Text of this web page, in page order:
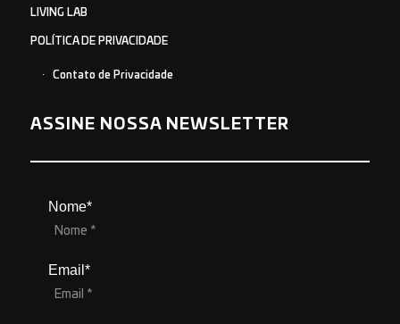
LIVING LAB
POLÍTICA DE PRIVACIDADE
Contato de Privacidade
ASSINE NOSSA NEWSLETTER
Nome*
Email*